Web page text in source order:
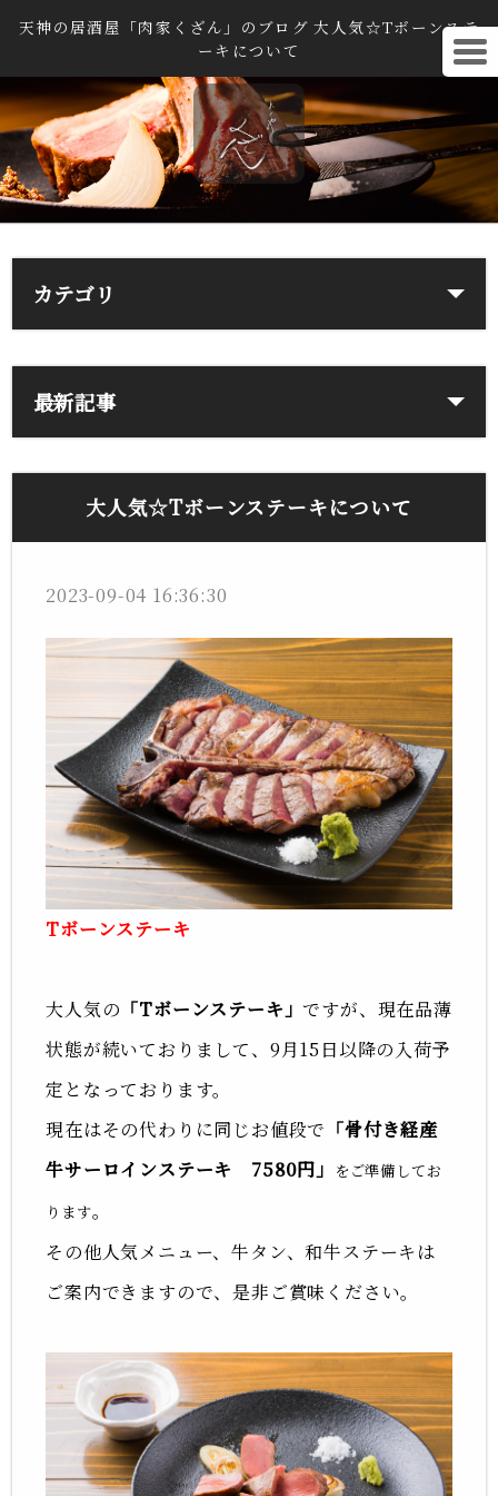
天神の居酒屋「肉家くざん」のブログ 大人気☆Tボーンステ
ーキについて
カテゴリ
最新記事
大人気☆Tボーンステーキについて
2023-09-04 16:36:30
Tボーンステーキ
大人気の 「Tボーンステーキ」ですが、現在品薄
状態が続いておりまして、9月15日以降の入荷予
定となっております。
現在はその代わりに同じお値段で 「骨付き経産
牛サーロインステーキ 7580円」
をご準備してお
ります。
その他人気メニュー、牛タン、和牛ステーキは
ご案内できますので、是非ご賞味ください。